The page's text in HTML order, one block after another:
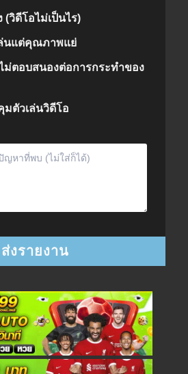
(วิดีโอไม่เป็นไร)
นแต่คุณภาพแย่
ม่ตอบสนองต่อการกระทำของ
ตัวเล่นวิดีโอ